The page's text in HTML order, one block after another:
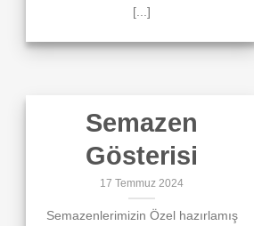
[...]
Semazen
Gösterisi
17 Temmuz 2024
Semazenlerimizin Özel hazırlamış